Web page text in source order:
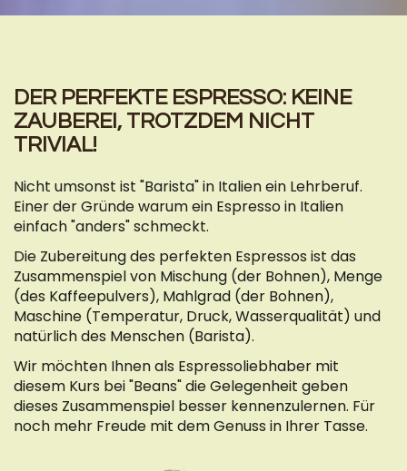
DER PERFEKTE ESPRESSO: KEINE
ZAUBEREI, TROTZDEM NICHT
TRIVIAL!
Nicht umsonst ist "Barista" in Italien ein Lehrberuf.
Einer der Gründe warum ein Espresso in Italien
einfach "anders" schmeckt.
Die Zubereitung des perfekten Espressos ist das
Zusammenspiel von Mischung (der Bohnen), Menge
(des Kaffeepulvers), Mahlgrad (der Bohnen),
Maschine (Temperatur, Druck, Wasserqualität) und
natürlich des Menschen (Barista).
Wir möchten Ihnen als Espressoliebhaber mit
diesem Kurs bei "Beans" die Gelegenheit geben
dieses Zusammenspiel besser kennenzulernen. Für
noch mehr Freude mit dem Genuss in Ihrer Tasse.